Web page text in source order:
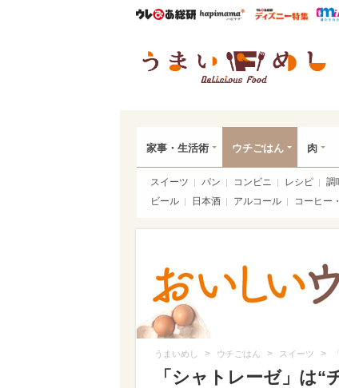
ウレぴあ総研ハピママ* ウ
家事・生活術 ウチごはん 肉
スイーツ パン コンビニ レシピ 調
ビール
日本酒 アルコール コーヒー
うまいめし > ウチごはん > スイーツ >
「シャトレーゼ」は